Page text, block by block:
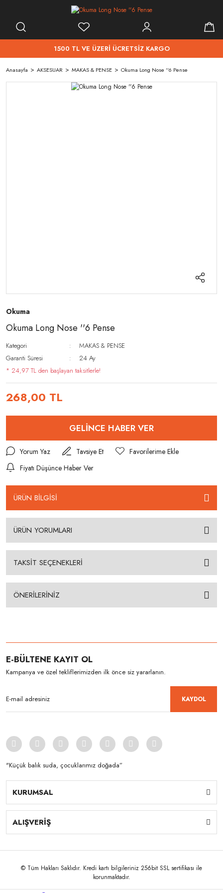
1500 TL VE ÜZERİ ÜCRETSİZ KARGO
Anasayfa AKSESUAR MAKAS & PENSE Okuma Long Nose ''6 Pense
Okuma
Okuma Long Nose ''6 Pense
Kategori
MAKAS & PENSE
Garanti Süresi
24 Ay
* 24,97 TL den başlayan taksitlerle!
268,00 TL
GELİNCE HABER VER
Yorum Yaz
Tavsiye Et
Fiyatı Düşünce Haber Ver
ÜRÜN BİLGİSİ
ÜRÜN YORUMLARI
TAKSİT SEÇENEKLERİ
ÖNERİLERİNİZ
E-BÜLTENE KAYIT OL
Kampanya ve özel tekliflerimizden ilk önce siz yararlanın.
KAYDOL
"Küçük balık suda, çocuklarımız doğada”
KURUMSAL
ALIŞVERİŞ
© Tüm Hakları Saklıdır. Kredi kartı bilgileriniz 256bit SSL sertifikası ile
korunmaktadır.